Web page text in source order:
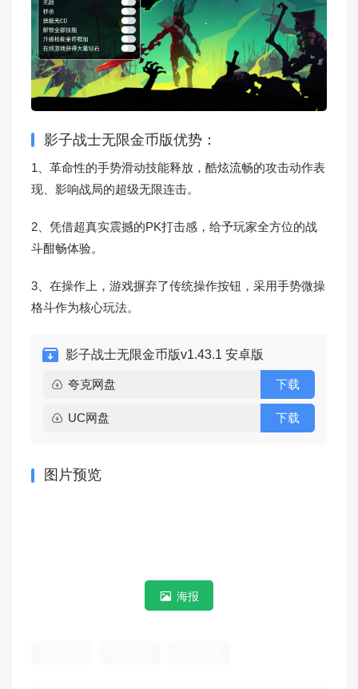
影子战士无限金币版优势：
1、革命性的手势滑动技能释放，酷炫流畅的攻击动作表
现、影响战局的超级无限连击。
2、凭借超真实震撼的PK打击感，给予玩家全方位的战
斗酣畅体验。
3、在操作上，游戏摒弃了传统操作按钮，采用手势微操
格斗作为核心玩法。
影子战士无限金币版v1.43.1 安卓版
夸克网盘 下载
UC网盘 下载
图片预览
海报